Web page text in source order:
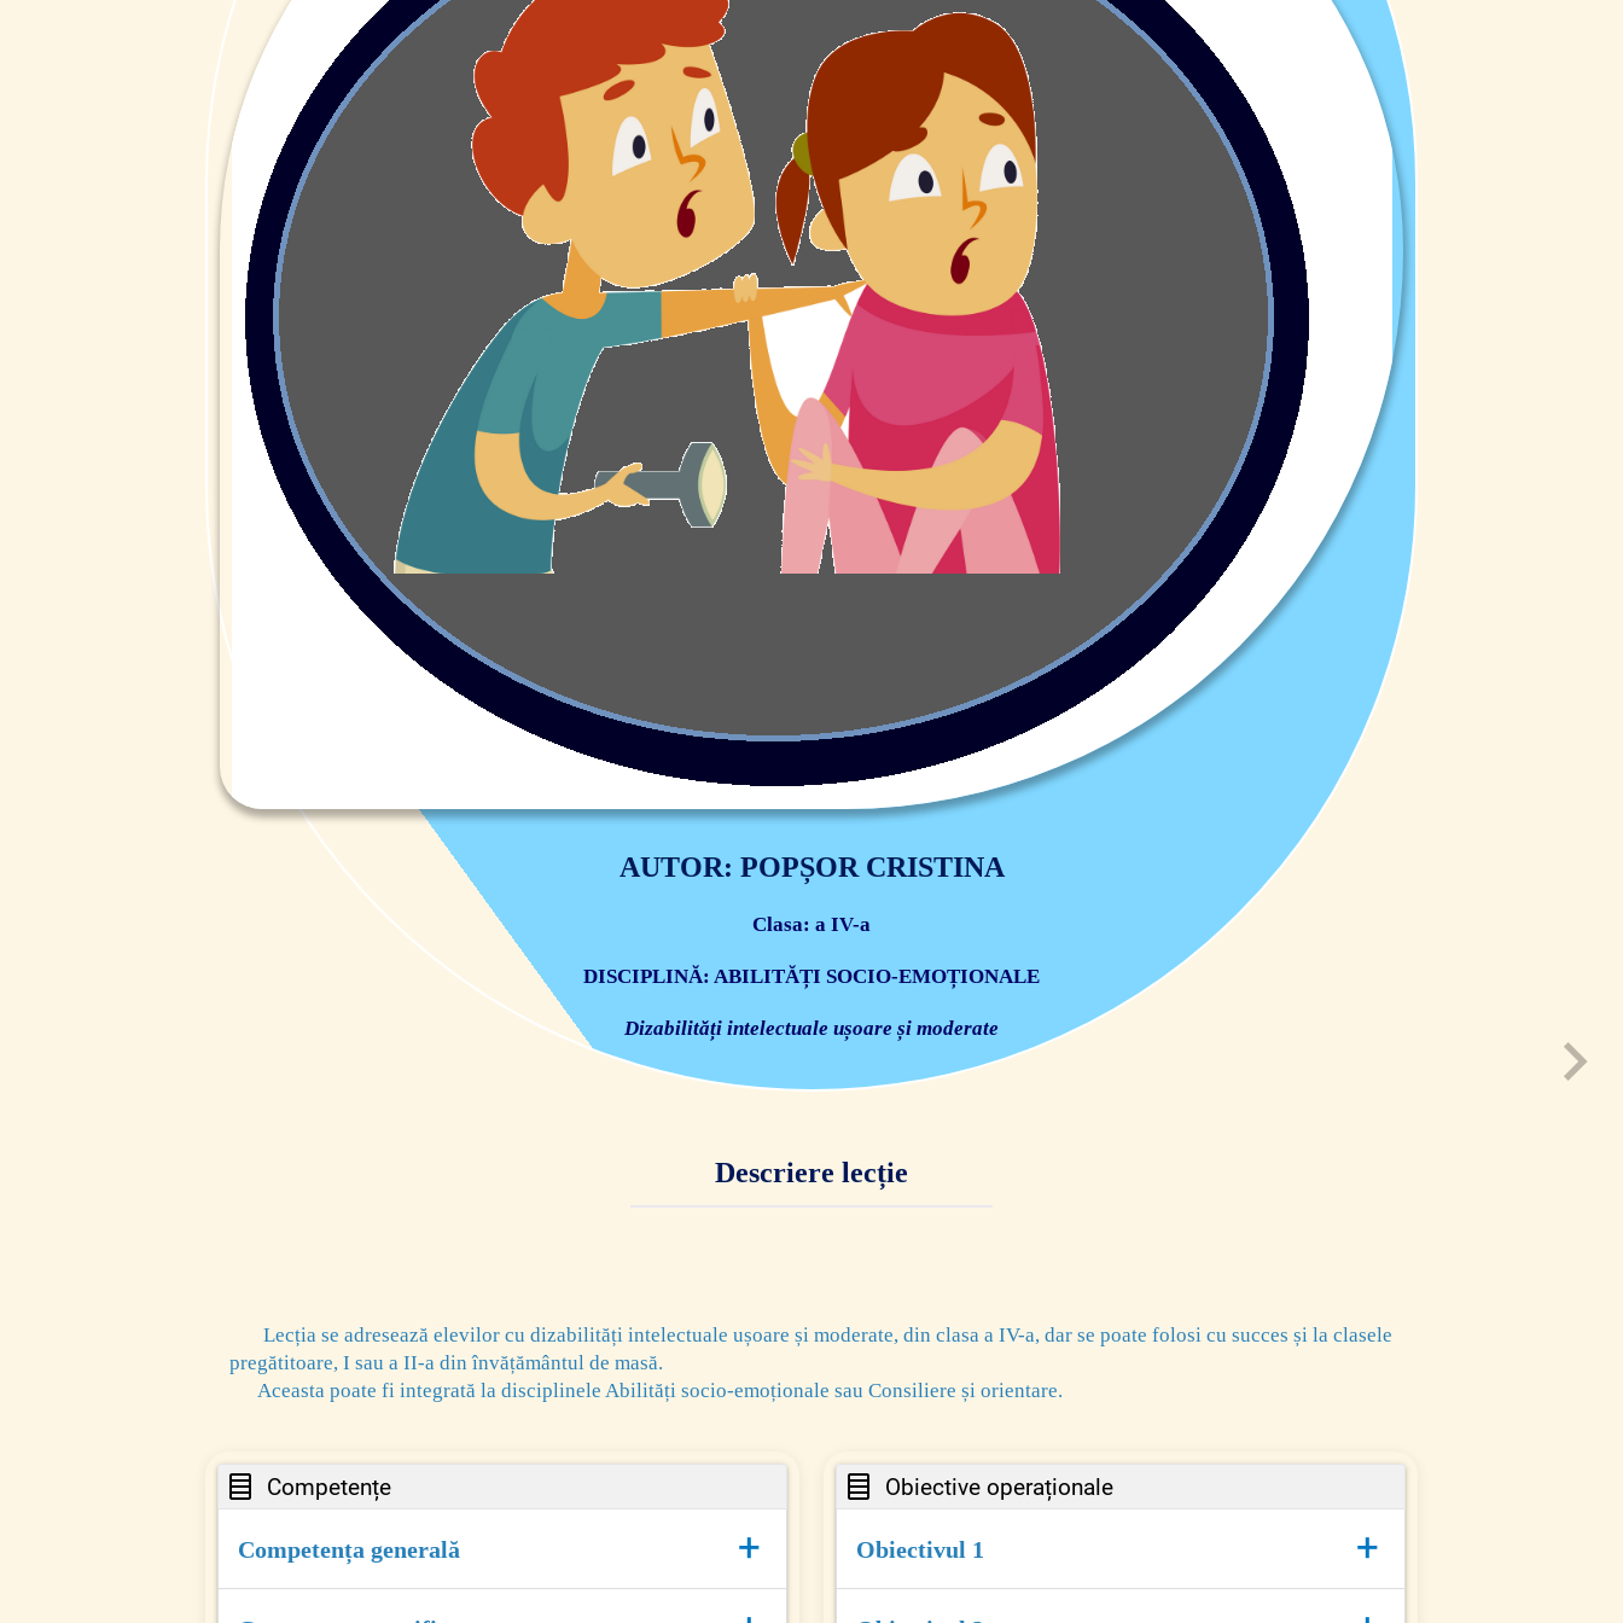
AUTOR: POPȘOR CRISTINA
Clasa: a IV-a
DISCIPLINĂ: ABILITĂȚI SOCIO-EMOȚIONALE
Dizabilități intelectuale ușoare și moderate
Descriere lecție
Lecția se adresează elevilor cu dizabilități intelectuale ușoare și moderate, din clasa a IV-a, dar se poate folosi cu succes și la clasele
pregătitoare, I sau a II-a din învățământul de masă.
Aceasta poate fi integrată la disciplinele Abilități socio-emoționale sau Consiliere și orientare.
Competențe
Competența generală +
2. Exprimarea adecvată a emoțiilor prin interacțiune socială
Obiective operaționale
Obiectivul 1 +
- să identifice motivele pentru care oamenilor le este frică,